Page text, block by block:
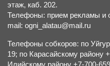
этаж, каб. 202.
Телефоны: прием рекламы и
mail: ogni_alatau@mail.ru
Телефоны собкоров: по
19; по Карасайскому району